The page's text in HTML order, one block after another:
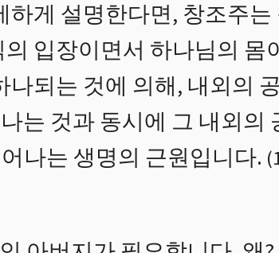
게 설명한다면, 창조주는
입장이면서 하나님의 몸
되는 것에 의해, 내외의
는 것과 동시에 그 내외의
나는 생명의 근원입니다. (